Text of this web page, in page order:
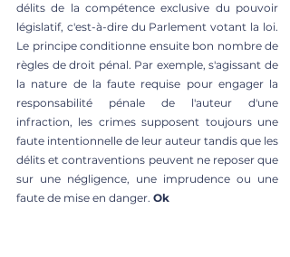
délits de la compétence exclusive du pouvoir
législatif, c'est-à-dire du Parlement votant la loi.
Le principe conditionne ensuite bon nombre de
règles de droit pénal. Par exemple, s'agissant de
la nature de la faute requise pour engager la
responsabilité pénale de l'auteur d'une
infraction, les crimes supposent toujours une
faute intentionnelle de leur auteur tandis que les
délits et contraventions peuvent ne reposer que
sur une négligence, une imprudence ou une
faute de mise en danger. Ok